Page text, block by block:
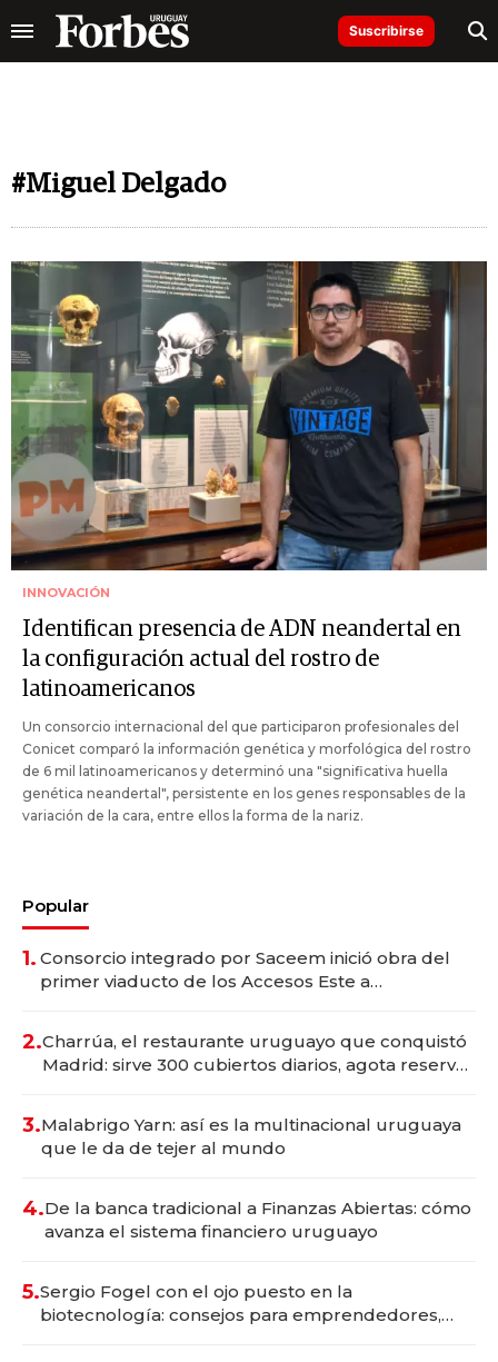
Suscribirse
#Miguel Delgado
INNOVACIÓN
Identifican presencia de ADN neandertal en
la configuración actual del rostro de
latinoamericanos
Un consorcio internacional del que participaron profesionales del
Conicet comparó la información genética y morfológica del rostro
de 6 mil latinoamericanos y determinó una "significativa huella
genética neandertal", persistente en los genes responsables de la
variación de la cara, entre ellos la forma de la nariz.
Popular
1. Consorcio integrado por Saceem inició obra del
primer viaducto de los Accesos Este a
2.Charrúa, el restaurante uruguayo que conquistó
Madrid: sirve 300 cubiertos diarios, agota reservas
3.Malabrigo Yarn: así es la multinacional uruguaya
que le da de tejer al mundo
4.De la banca tradicional a Finanzas Abiertas: cómo
avanza el sistema financiero uruguayo
5.Sergio Fogel con el ojo puesto en la
biotecnología: consejos para emprendedores,